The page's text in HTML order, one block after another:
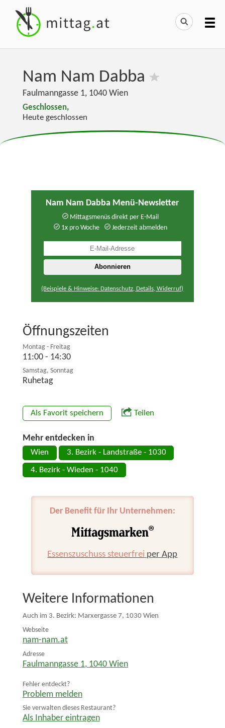
Nam Nam Dabba
Faulmanngasse 1, 1040 Wien
Geschlossen,
Heute geschlossen
Nam Nam Dabba Menü-Newsletter
Mittagsmenüs direkt per E-Mail
1x pro Woche
Jederzeit abmelden
(Beispiele & Hinweise: Datenschutz, Details, Widerruf)
Öffnungszeiten
Montag - Freitag
11:00 - 14:30
Samstag, Sonntag
Ruhetag
Als Favorit speichern Teilen
Mehr entdecken in
Wien 3. Bezirk - Landstraße - 1030
4. Bezirk - Wieden - 1040
Der Benefit für Ihr Unternehmen:
Essenszuschuss steuerfrei per App
Weitere Informationen
Auch im 3. Bezirk: Marxergasse 7, 1030 Wien
Webseite
nam-nam.at
Adresse
Faulmanngasse 1, 1040 Wien
Fehler entdeckt?
Problem melden
Sie verwalten dieses Restaurant?
Als Inhaber eintragen